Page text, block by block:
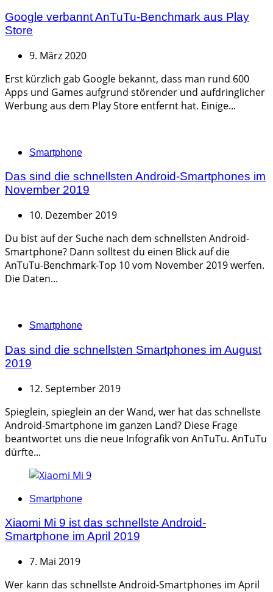
Google verbannt AnTuTu-Benchmark aus Play
Store
9. März 2020
Erst kürzlich gab Google bekannt, dass man rund 600
Apps und Games aufgrund störender und aufdringlicher
Werbung aus dem Play Store entfernt hat. Einige...
Categories
Smartphone
Das sind die schnellsten Android-Smartphones im
November 2019
10. Dezember 2019
Du bist auf der Suche nach dem schnellsten Android-
Smartphone? Dann solltest du einen Blick auf die
AnTuTu-Benchmark-Top 10 vom November 2019 werfen.
Die Daten...
Categories
Smartphone
Das sind die schnellsten Smartphones im August
2019
12. September 2019
Spieglein, spieglein an der Wand, wer hat das schnellste
Android-Smartphone im ganzen Land? Diese Frage
beantwortet uns die neue Infografik von AnTuTu. AnTuTu
dürfte...
Categories
Smartphone
Xiaomi Mi 9 ist das schnellste Android-
Smartphone im April 2019
7. Mai 2019
Wer kann das schnellste Android-Smartphones im April